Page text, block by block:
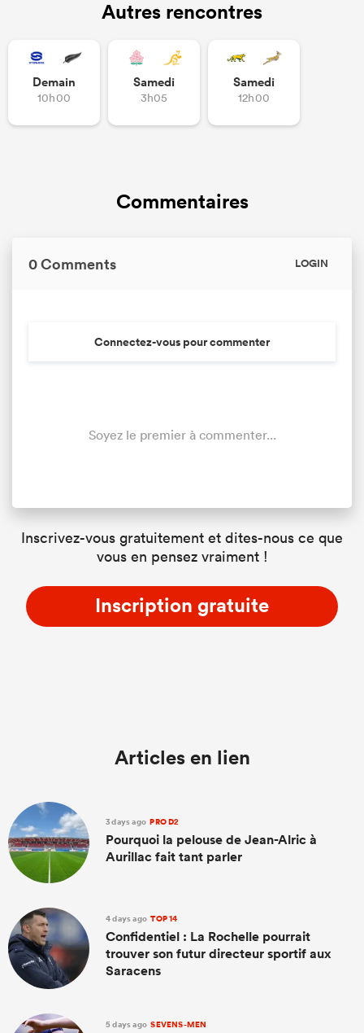
Autres rencontres
Demain
10h00
Samedi
3h05
Samedi
12h00
Commentaires
0 Comments LOGIN
Connectez-vous pour commenter
Soyez le premier à commenter...
Inscrivez-vous gratuitement et dites-nous ce que
vous en pensez vraiment !
Inscription gratuite
Articles en lien
3 days ago PRO D2
Pourquoi la pelouse de Jean-Alric à
Aurillac fait tant parler
4 days ago TOP 14
Confidentiel : La Rochelle pourrait
trouver son futur directeur sportif aux
Saracens
5 days ago SEVENS-MEN